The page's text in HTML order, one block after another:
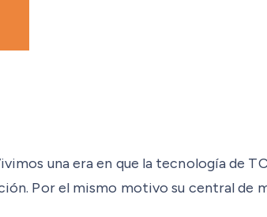
una era en que la tecnología de
Por el mismo motivo su central de